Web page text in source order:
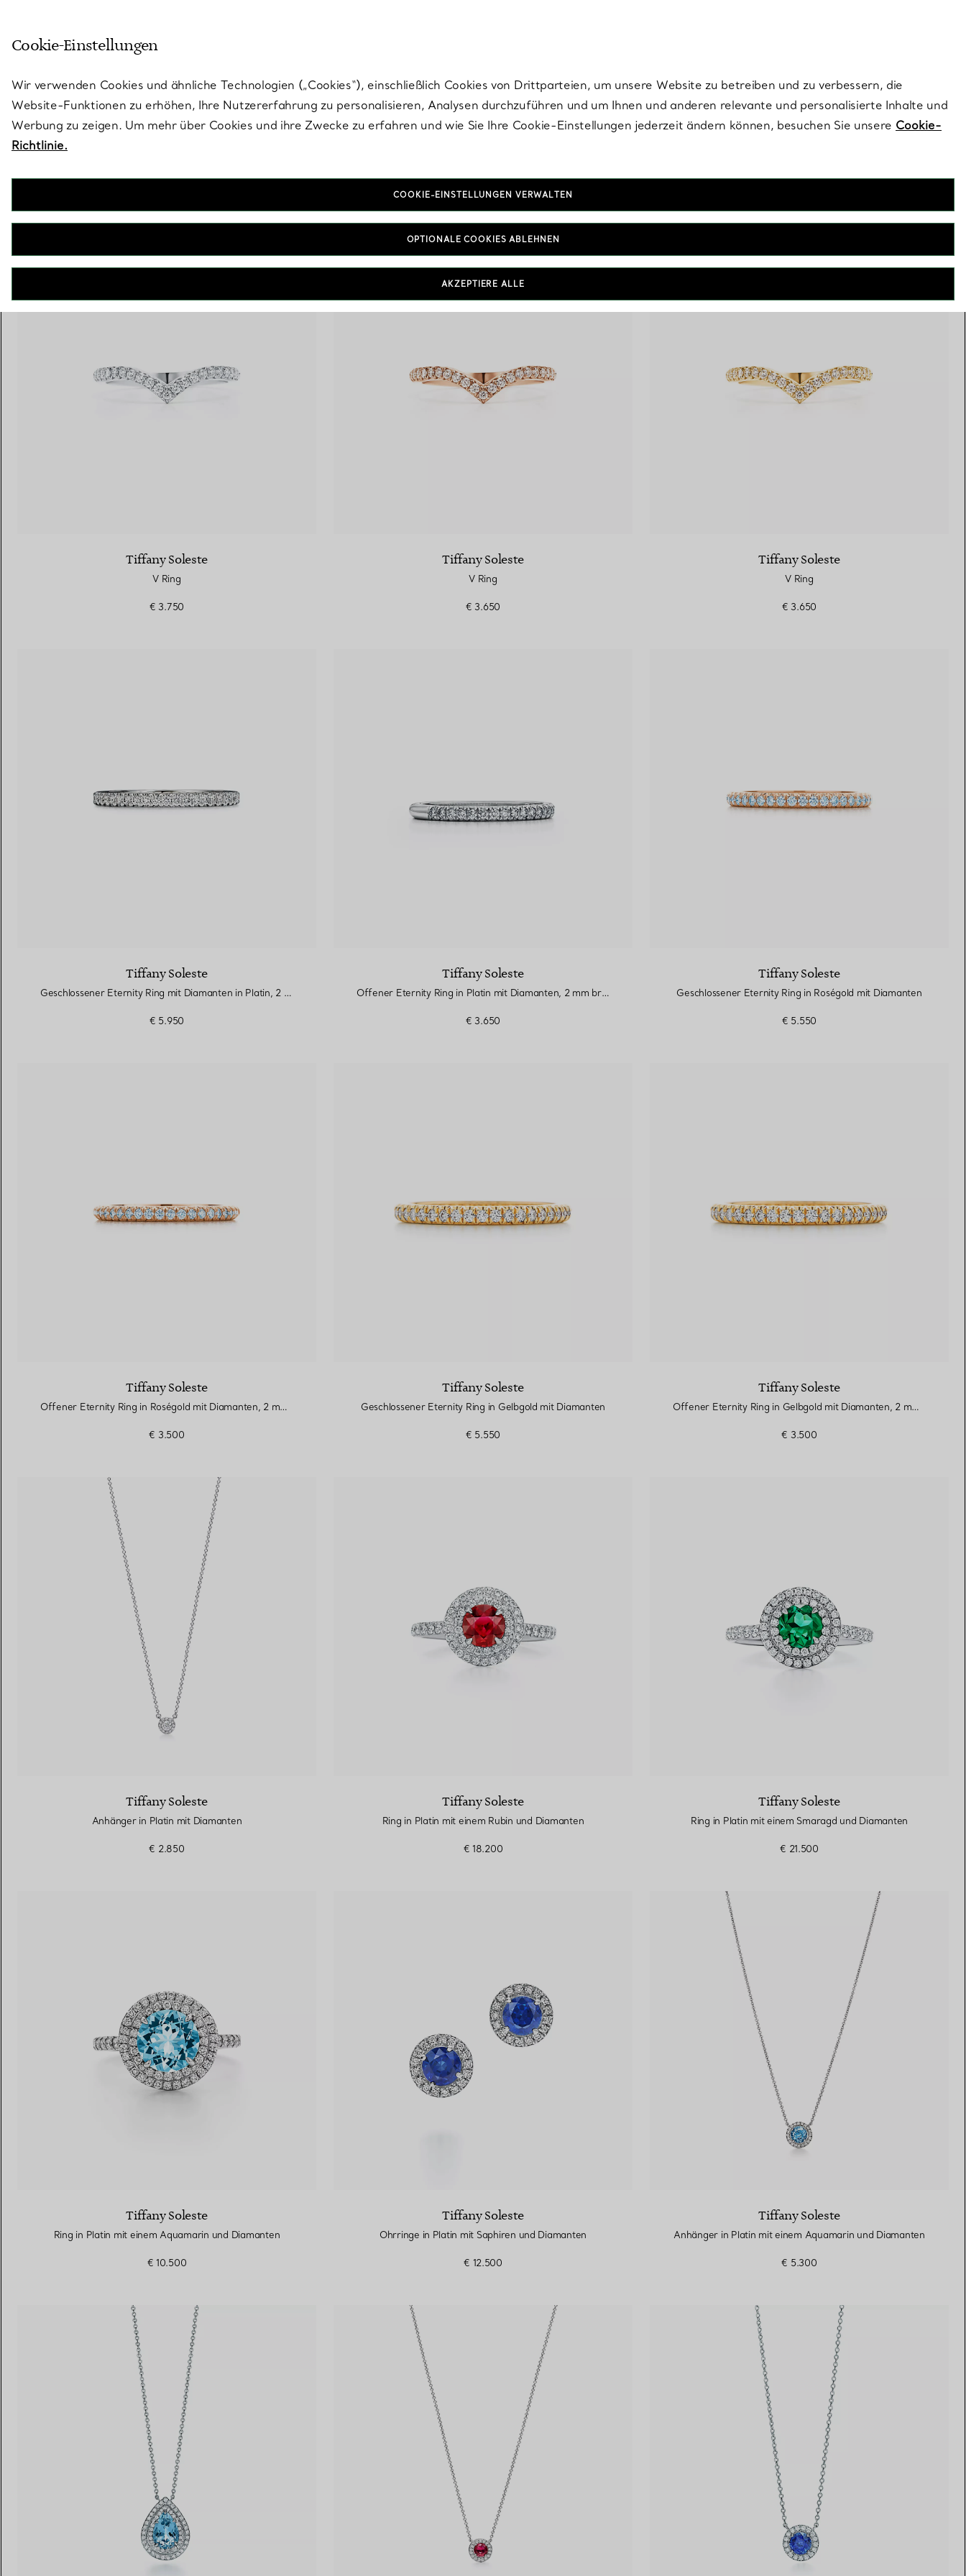
Eheringe für Damen Eheringe für Herren Partnerringe Eternity Ringe Elsa Peretti®
Tipps zur Auswahl eines
Eherings
Tiffany Soleste
Tiffany Soleste
V Ring
€ 3.750
Tiffany Soleste
V Ring
€ 3.650
Tiffany Soleste
V Ring
€ 3.650
Tiffany Soleste
Geschlossener Eternity Ring mit Diamanten in Platin, 2 mm breit
€ 5.950
Tiffany Soleste
Offener Eternity Ring in Platin mit Diamanten, 2 mm breit
€ 3.650
Tiffany Soleste
Geschlossener Eternity Ring in Roségold mit Diamanten
€ 5.550
Tiffany Soleste
Offener Eternity Ring in Roségold mit Diamanten, 2 mm breit
€ 3.500
Tiffany Soleste
Geschlossener Eternity Ring in Gelbgold mit Diamanten
€ 5.550
Tiffany Soleste
Offener Eternity Ring in Gelbgold mit Diamanten, 2 mm breit
€ 3.500
Tiffany Soleste
Anhänger in Platin mit Diamanten
€ 2.850
Tiffany Soleste
Ring in Platin mit einem Rubin und Diamanten
€ 18.200
Tiffany Soleste
Ring in Platin mit einem Smaragd und Diamanten
€ 21.500
Tiffany Soleste
Ring in Platin mit einem Aquamarin und Diamanten
€ 10.500
Tiffany Soleste
Ohrringe in Platin mit Saphiren und Diamanten
€ 12.500
Tiffany Soleste
Anhänger in Platin mit einem Aquamarin und Diamanten
€ 5.300
Cookie-Einstellungen
Wir verwenden Cookies und ähnliche Technologien („Cookies“), einschließlich Cookies von Drittparteien, um unsere Website zu betreiben und zu verbessern, die
Website-Funktionen zu erhöhen, Ihre Nutzererfahrung zu personalisieren, Analysen durchzuführen und um Ihnen und anderen relevante und personalisierte Inhalte und
Werbung zu zeigen. Um mehr über Cookies und ihre Zwecke zu erfahren und wie Sie Ihre Cookie-Einstellungen jederzeit ändern können, besuchen Sie unsere Cookie-
Richtlinie.
COOKIE-EINSTELLUNGEN VERWALTEN
OPTIONALE COOKIES ABLEHNEN
AKZEPTIERE ALLE